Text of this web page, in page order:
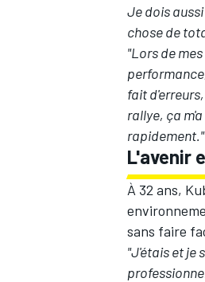
AUTRES
Je dois
chose de
"Lors de
fait
rallye, ça
rapidement."
L'avenir
À 32 ans,
sans faire
"J'étais et je